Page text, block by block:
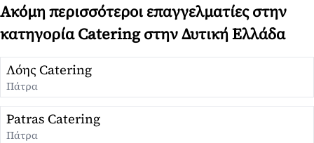
Ακόμη περισσότεροι επαγγελματίες στην
κατηγορία Catering στην Δυτική Ελλάδα
Λόης Catering
Πάτρα
Patras Catering
Πάτρα